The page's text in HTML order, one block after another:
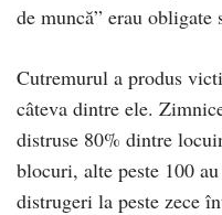
de muncă” erau
Cutremurul a produs
câteva dintre ele.
distruse 80% dintre
blocuri, alte peste 100
distrugeri la peste zece